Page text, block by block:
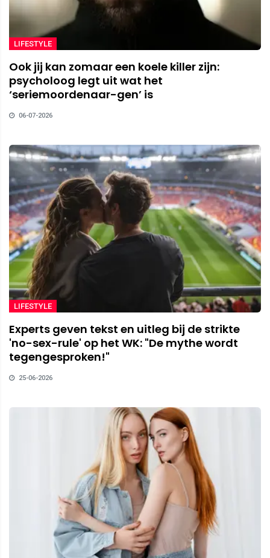
LIFESTYLE
Ook jij kan zomaar een koele killer zijn:
psycholoog legt uit wat het
‘seriemoordenaar-gen’ is
06-07-2026
LIFESTYLE
Experts geven tekst en uitleg bij de strikte
'no-sex-rule' op het WK: "De mythe wordt
tegengesproken!"
25-06-2026